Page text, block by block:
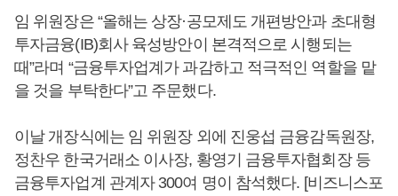
임 위원장은 “올해는 상장·공모제도 개편방안과 초대형
투자금융(IB)회사 육성방안이 본격적으로 시행되는
때”라며 “금융투자업계가 과감하고 적극적인 역할을 맡
을 것을 부탁한다”고 주문했다.
이날 개장식에는 임 위원장 외에 진웅섭 금융감독원장,
정찬우 한국거래소 이사장, 황영기 금융투자협회장 등
금융투자업계 관계자 300여 명이 참석했다. [비즈니스포